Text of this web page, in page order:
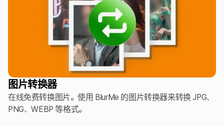
图片转换器
在线免费转换图片。使用 BlurMe 的图片转换器来转换 JPG、
PNG、WEBP 等格式。